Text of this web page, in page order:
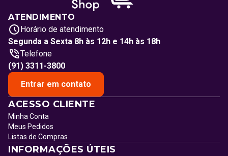
ATENDIMENTO
Horário de atendimento
Segunda a Sexta 8h às 12h e 14h às 18h
Telefone
(91) 3311-3800
Entrar em contato
ACESSO CLIENTE
Minha Conta
Meus Pedidos
Listas de Compras
INFORMAÇÕES ÚTEIS